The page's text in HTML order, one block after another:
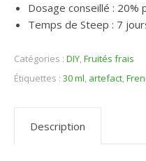
Dosage conseillé :
Temps de Steep : 7
Catégories : DIY,Fruités frais
Étiquettes : 30 ml, artefact,
Description